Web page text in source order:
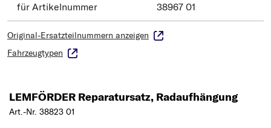
für Artikelnummer
38967 01
Original-Ersatzteilnummern anzeigen
Fahrzeugtypen
LEMFÖRDER Reparatursatz, Radaufhängung
Art.-Nr. 38823 01